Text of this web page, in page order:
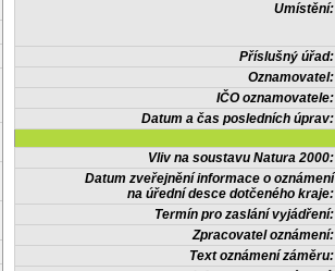
Umístění:
Příslušný úřad:
Oznamovatel:
IČO oznamovatele:
Datum a čas posledních úprav:
Vliv na soustavu Natura 2000:
Datum zveřejnění informace o oznámení
na úřední desce dotčeného kraje:
Termín pro zaslání vyjádření:
Zpracovatel oznámení:
Text oznámení záměru: